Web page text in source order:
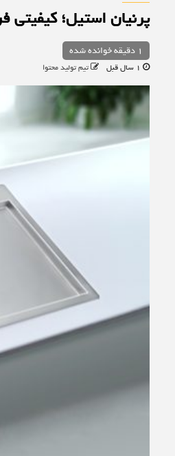
پرنیان استیل؛ کیفیتی
1 دقیقه خوانده شده
تیم تولید محتوا